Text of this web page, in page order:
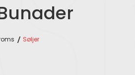
Søljer